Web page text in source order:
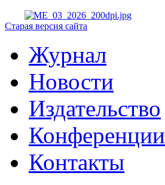
Старая версия сайта
Журнал
Новости
Издательство
Конференции
Контакты